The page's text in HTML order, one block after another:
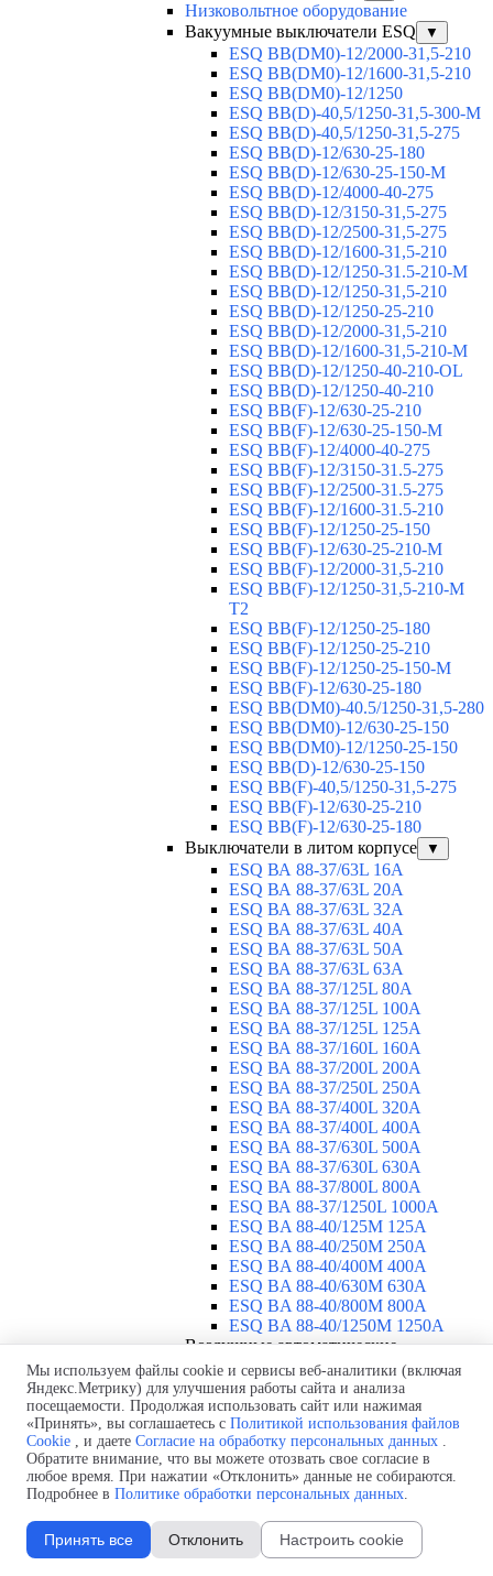
Низковольтное оборудование
Вакуумные выключатели ESQ
▼
ESQ ВВ(DM0)-12/2000-31,5-210
ESQ ВВ(DM0)-12/1600-31,5-210
ESQ ВВ(DM0)-12/1250
ESQ ВВ(D)-40,5/1250-31,5-300-М
ESQ ВВ(D)-40,5/1250-31,5-275
ESQ ВВ(D)-12/630-25-180
ESQ ВВ(D)-12/630-25-150-М
ESQ ВВ(D)-12/4000-40-275
ESQ ВВ(D)-12/3150-31,5-275
ESQ ВВ(D)-12/2500-31,5-275
ESQ ВВ(D)-12/1600-31,5-210
ESQ ВВ(D)-12/1250-31.5-210-М
ESQ ВВ(D)-12/1250-31,5-210
ESQ ВВ(D)-12/1250-25-210
ESQ BB(D)-12/2000-31,5-210
ESQ BB(D)-12/1600-31,5-210-М
ESQ BB(D)-12/1250-40-210-OL
ESQ BB(D)-12/1250-40-210
ESQ ВВ(F)-12/630-25-210
ESQ ВВ(F)-12/630-25-150-М
ESQ ВВ(F)-12/4000-40-275
ESQ ВВ(F)-12/3150-31.5-275
ESQ ВВ(F)-12/2500-31.5-275
ESQ ВВ(F)-12/1600-31.5-210
ESQ ВВ(F)-12/1250-25-150
ESQ BB(F)-12/630-25-210-М
ESQ BB(F)-12/2000-31,5-210
ESQ BB(F)-12/1250-31,5-210-М
T2
ESQ BB(F)-12/1250-25-180
ESQ ВВ(F)-12/1250-25-210
ESQ ВВ(F)-12/1250-25-150-М
ESQ BB(F)-12/630-25-180
ESQ ВВ(DM0)-40.5/1250-31,5-280
ESQ ВВ(DM0)-12/630-25-150
ESQ ВВ(DM0)-12/1250-25-150
ESQ BB(D)-12/630-25-150
ESQ ВВ(F)-40,5/1250-31,5-275
ESQ ВВ(F)-12/630-25-210
ESQ ВВ(F)-12/630-25-180
Выключатели в литом корпусе
▼
ESQ ВА 88-37/63L 16A
ESQ ВА 88-37/63L 20A
ESQ ВА 88-37/63L 32A
ESQ ВА 88-37/63L 40A
ESQ ВА 88-37/63L 50A
ESQ ВА 88-37/63L 63A
ESQ ВА 88-37/125L 80A
ESQ ВА 88-37/125L 100A
ESQ ВА 88-37/125L 125A
ESQ ВА 88-37/160L 160A
ESQ ВА 88-37/200L 200A
ESQ ВА 88-37/250L 250A
ESQ ВА 88-37/400L 320A
ESQ ВА 88-37/400L 400A
ESQ ВА 88-37/630L 500A
ESQ ВА 88-37/630L 630A
ESQ ВА 88-37/800L 800A
ESQ ВА 88-37/1250L 1000A
ESQ BA 88-40/125M 125A
ESQ BA 88-40/250M 250A
ESQ BA 88-40/400M 400A
ESQ BA 88-40/630М 630A
ESQ BA 88-40/800M 800A
ESQ BA 88-40/1250М 1250A
Воздушные автоматические
выключатели
▼
ESQ ВА99-40B 3F M2C2S2 M
2500A
ESQ ВА99-40A 3F M2C2S2 М
800A
ESQ ВА99-40A 3F M2C2S2 М
630A
ESQ ВА99-40A 3F M2C2S2 М
2000A
ESQ ВА99-40A 3F M2C2S2 М
Мы используем файлы cookie и сервисы веб-аналитики (включая
Яндекс.Метрику) для улучшения работы сайта и анализа
посещаемости. Продолжая использовать сайт или нажимая
«Принять», вы соглашаетесь с Политикой использования файлов
Cookie , и даете Согласие на обработку персональных данных .
Обратите внимание, что вы можете отозвать свое согласие в
любое время. При нажатии «Отклонить» данные не собираются.
Подробнее в Политике обработки персональных данных.
Принять все Отклонить Настроить cookie